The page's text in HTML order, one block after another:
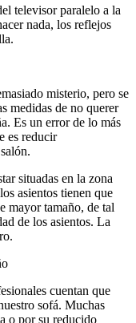
televisor paralelo a la
nada, los reflejos
misterio, pero se
medidas de no querer
Es un error de lo más
es reducir
situadas en la zona
asientos tienen que
mayor tamaño, de tal
de los asientos. La
cuentan que
sofá. Muchas
o por su reducido